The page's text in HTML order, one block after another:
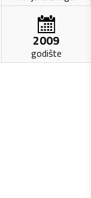
2009
godište